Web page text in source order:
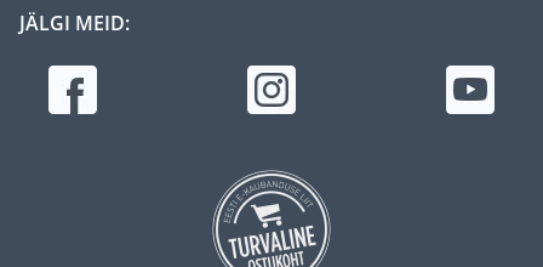
JÄLGI MEID: